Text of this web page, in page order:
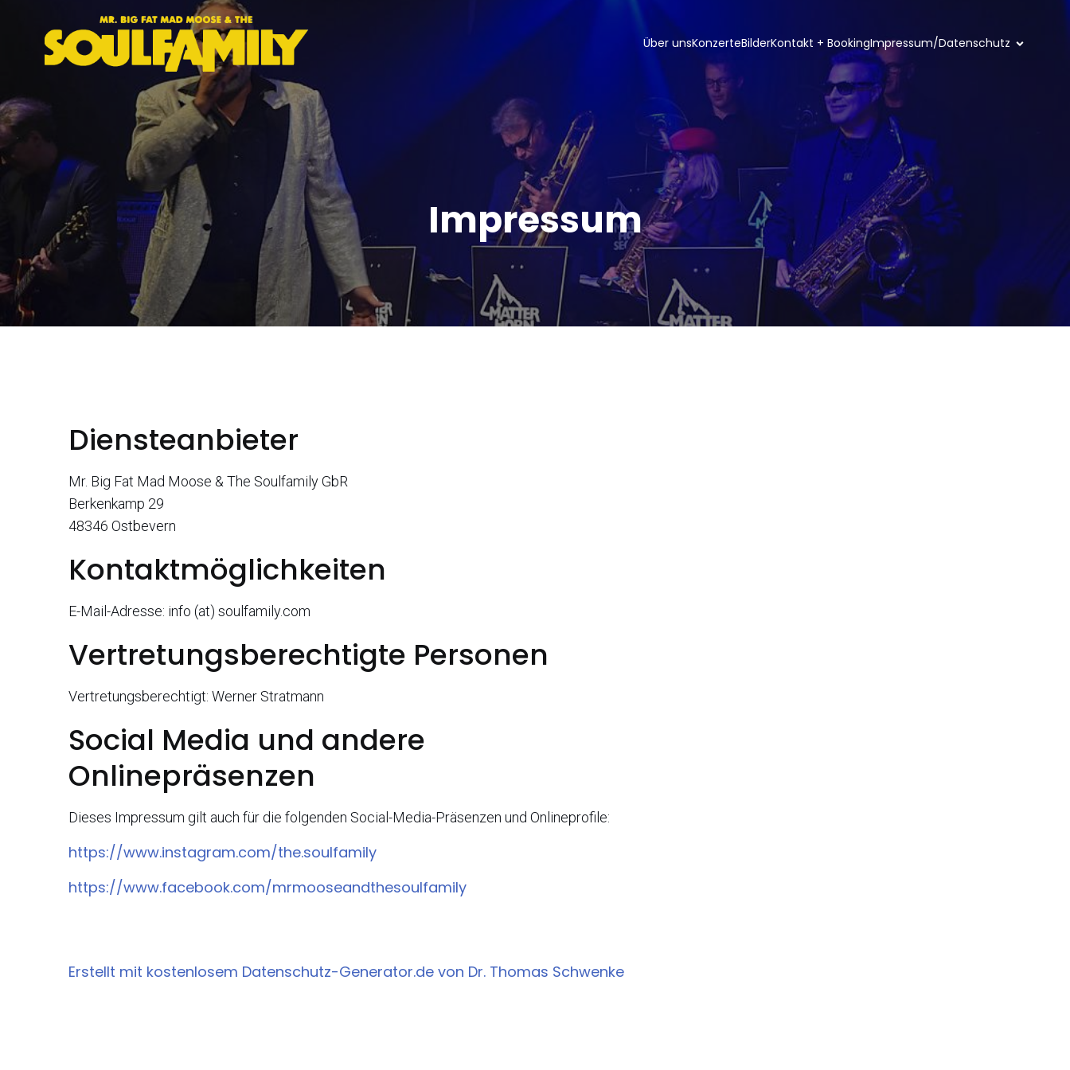
Über unsKonzerteBilderKontakt + BookingImpressum/Datenschutz
Impressum
Diensteanbieter
Mr. Big Fat Mad Moose & The Soulfamily GbR
Berkenkamp 29
48346 Ostbevern
Kontaktmöglichkeiten
E-Mail-Adresse: info (at) soulfamily.com
Vertretungsberechtigte Personen
Vertretungsberechtigt: Werner Stratmann
Social Media und andere
Onlinepräsenzen
Dieses Impressum gilt auch für die folgenden Social-Media-Präsenzen und Onlineprofile:
https://www.instagram.com/the.soulfamily
https://www.facebook.com/mrmooseandthesoulfamily
Erstellt mit kostenlosem Datenschutz-Generator.de von Dr. Thomas Schwenke